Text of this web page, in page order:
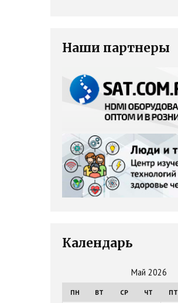
Наши партнеры
Календарь
Май 2026
ПН ВТ СР ЧТ ПТ